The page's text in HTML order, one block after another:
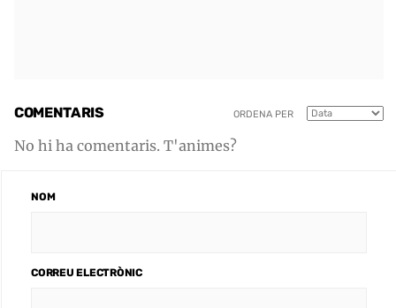
COMENTARIS ORDENA PER
No hi ha comentaris. T'animes?
NOM
CORREU ELECTRÒNIC